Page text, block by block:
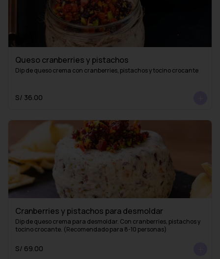
Queso cranberries y pistachos
Dip de queso crema con cranberries, pistachos y tocino crocante
S/ 36.00
Cranberries y pistachos para desmoldar
Dip de queso crema para desmoldar. Con cranberries, pistachos y
tocino crocante. (Recomendado para 8-10 personas)
S/ 69.00